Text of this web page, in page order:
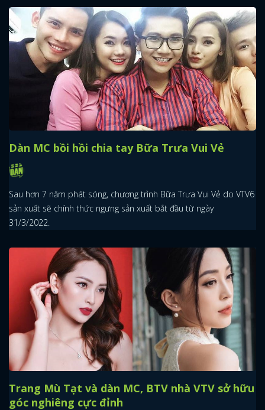
Dàn MC bồi hồi chia tay Bữa Trưa Vui Vẻ
Sau hơn 7 năm phát sóng, chương trình Bữa Trưa Vui Vẻ do VTV6
sản xuất sẽ chính thức ngưng sản xuất bắt đầu từ ngày
31/3/2022.
Trang Mù Tạt và dàn MC, BTV nhà VTV sở hữu
góc nghiêng cực đỉnh